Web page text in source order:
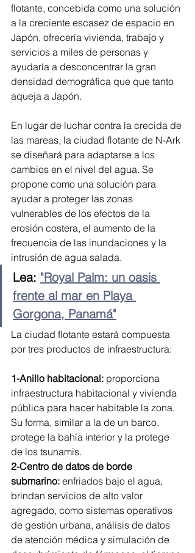
flotante, concebida como una solución
a la creciente escasez de espacio en
Japón, ofrecería vivienda, trabajo y
servicios a miles de personas y
ayudaría a desconcentrar la gran
densidad demográfica que que tanto
aqueja a Japón.
En lugar de luchar contra la crecida de
las mareas, la ciudad flotante de N-Ark
se diseñará para adaptarse a los
cambios en el nivel del agua. Se
propone como una solución para
ayudar a proteger las zonas
vulnerables de los efectos de la
erosión costera, el aumento de la
frecuencia de las inundaciones y la
intrusión de agua salada.
Lea: "Royal Palm: un oasis
frente al mar en Playa
Gorgona, Panamá"
La ciudad flotante estará compuesta
por tres productos de infraestructura:
1-Anillo habitacional: proporciona
infraestructura habitacional y vivienda
pública para hacer habitable la zona.
Su forma, similar a la de un barco,
protege la bahía interior y la protege
de los tsunamis.
2-Centro de datos de borde
submarino: enfriados bajo el agua,
brindan servicios de alto valor
agregado, como sistemas operativos
de gestión urbana, análisis de datos
de atención médica y simulación de